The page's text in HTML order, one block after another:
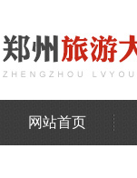
网站首页